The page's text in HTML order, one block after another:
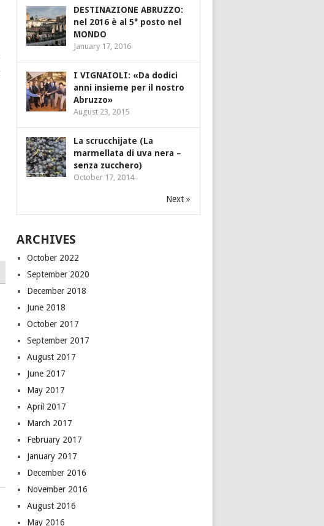
DESTINAZIONE ABRUZZO:
nel 2016 è al 5° posto nel
MONDO
January 17, 2016
I VIGNAIOLI: «Da dodici
anni insieme per il nostro
Abruzzo»
August 23, 2015
La scrucchijate (La
marmellata di uva nera –
senza zucchero)
October 17, 2014
Next »
ARCHIVES
October 2022
September 2020
December 2018
June 2018
October 2017
September 2017
August 2017
June 2017
May 2017
April 2017
March 2017
February 2017
January 2017
December 2016
November 2016
August 2016
May 2016